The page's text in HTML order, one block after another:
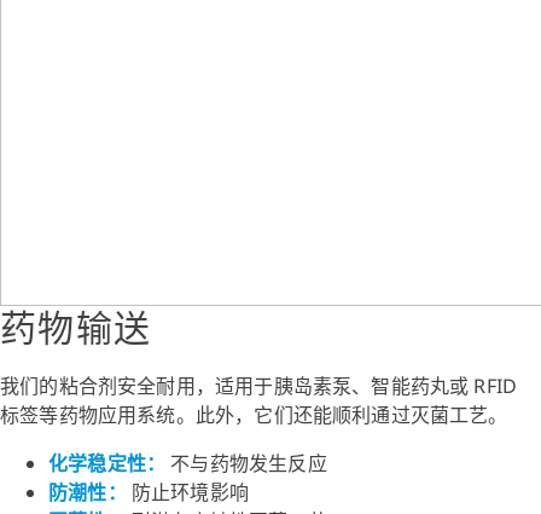
药物输送
我们的粘合剂安全耐用，适用于胰岛素泵、智能药丸或 RFID
标签等药物应用系统。此外，它们还能顺利通过灭菌工艺。
化学稳定性： 不与药物发生反应
防潮性： 防止环境影响